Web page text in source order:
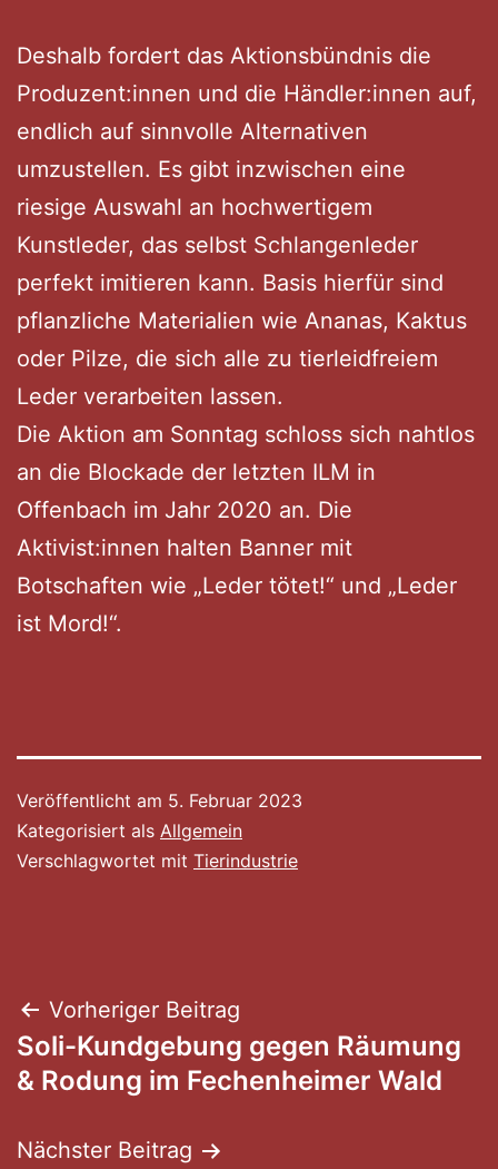
Deshalb fordert das Aktionsbündnis die
Produzent:innen und die Händler:innen auf,
endlich auf sinnvolle Alternativen
umzustellen. Es gibt inzwischen eine
riesige Auswahl an hochwertigem
Kunstleder, das selbst Schlangenleder
perfekt imitieren kann. Basis hierfür sind
pflanzliche Materialien wie Ananas, Kaktus
oder Pilze, die sich alle zu tierleidfreiem
Leder verarbeiten lassen.
Die Aktion am Sonntag schloss sich nahtlos
an die Blockade der letzten ILM in
Offenbach im Jahr 2020 an. Die
Aktivist:innen halten Banner mit
Botschaften wie „Leder tötet!“ und „Leder
ist Mord!“.
Veröffentlicht am 5. Februar 2023
Kategorisiert als Allgemein
Verschlagwortet mit Tierindustrie
Beitragsnavigation
Vorheriger Beitrag
Soli-Kundgebung gegen Räumung
& Rodung im Fechenheimer Wald
Nächster Beitrag